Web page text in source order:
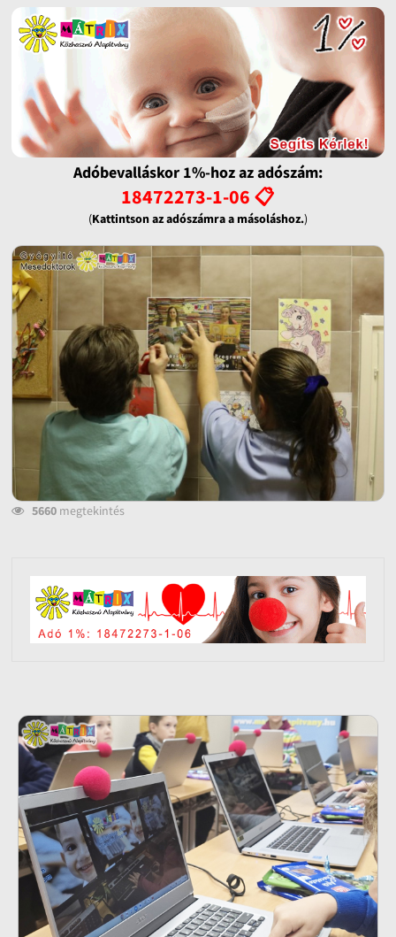
Adóbevalláskor 1%-hoz az adószám:
18472273-1-06 📋
(Kattintson az adószámra a másoláshoz.)
5660megtekintés